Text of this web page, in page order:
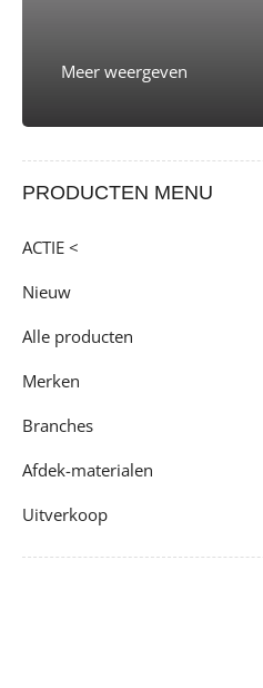
Meer weergeven
PRODUCTEN MENU
ACTIE <
Nieuw
Alle producten
Merken
Branches
Afdek-materialen
Uitverkoop